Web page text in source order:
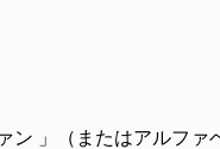
」（またはアルファ